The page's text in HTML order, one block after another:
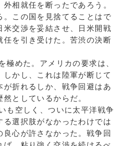
相就任を断ったであろう。
。この国を見捨てることはで
米交渉を妥結させ、日米開戦
任を引き受けた。苦渋の決断
めた。アメリカの要求は、
しかし、これは陸軍が断じて
折れるしか、戦争回避はあ
としているからだ。
空しく、ついに太平洋戦争
る選択肢がなかったわけでは
心が許さなかった。戦争回